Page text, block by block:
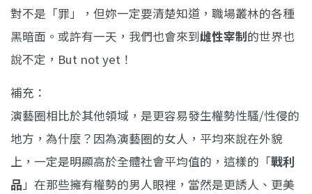
對不是「罪」，但妳一定要清楚知道，職場叢林的各種
黑暗面。或許有一天，我們也會來到雌性宰制的世界也
說不定，But not yet！
補充：
演藝圈相比於其他領域，是更容易發生權勢性騷/性侵的
地方，為什麼？因為演藝圈的女人，平均來說在外貌
上，一定是明顯高於全體社會平均值的，這樣的「戰利
品」在那些擁有權勢的男人眼裡，當然是更誘人、更美